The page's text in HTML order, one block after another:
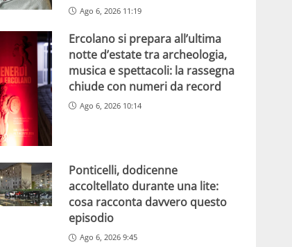
Ago 6, 2026 11:19
Ercolano si prepara all’ultima
notte d’estate tra archeologia,
musica e spettacoli: la rassegna
chiude con numeri da record
Ago 6, 2026 10:14
Ponticelli, dodicenne
accoltellato durante una lite:
cosa racconta davvero questo
episodio
Ago 6, 2026 9:45